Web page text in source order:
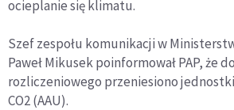
ocieplanie się klimatu.
Szef zespołu komunikacji w
Paweł Mikusek poinformował PAP, że
rozliczeniowego przeniesiono
CO2 (AAU).